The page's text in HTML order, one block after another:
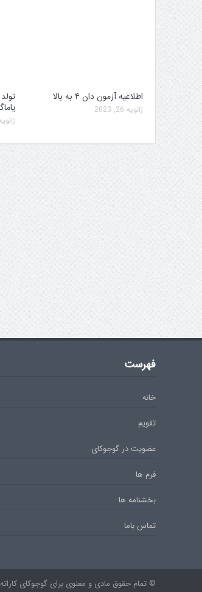
اطلاعیه آزمون دان ۴ به بالا
ژانویه 26, 2023
ژانویه 21, 2023
افزایش جوایز برگزاری جام پارس
فهرست
خانه
تقویم
عضویت در گوجوکای
فرم ها
بخشنامه ها
تماس باما
© تمام حقوق مادی و معنوی برای گوجوکای کاراته